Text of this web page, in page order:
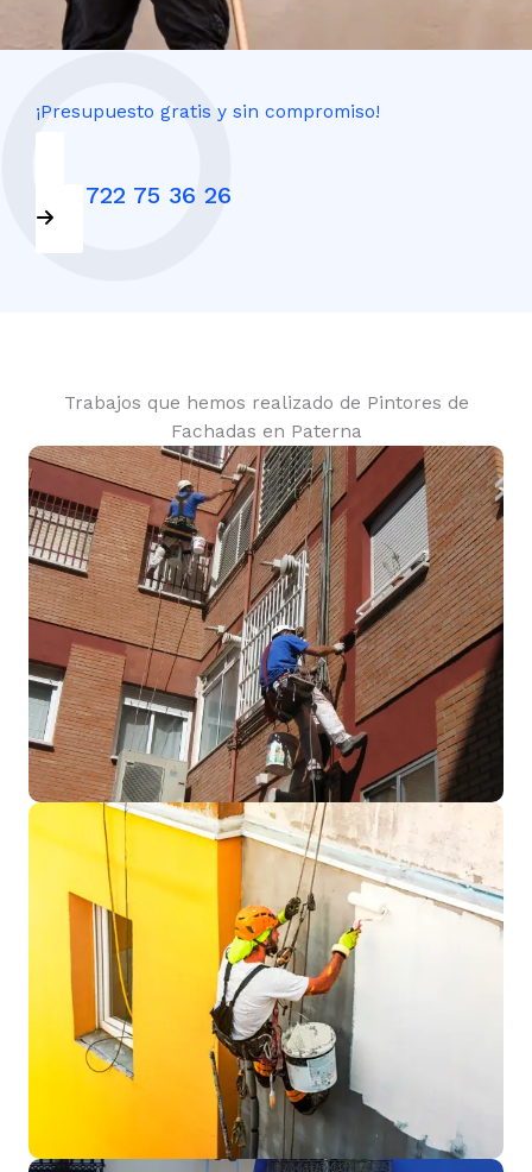
¡Presupuesto gratis y sin compromiso!
+34 722 75 36 26
Trabajos que hemos realizado de Pintores de
Fachadas en Paterna